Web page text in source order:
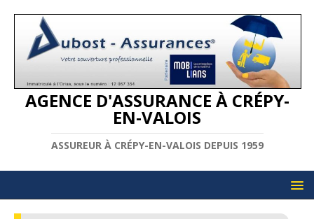
AGENCE D'ASSURANCE À CRÉPY-
EN-VALOIS
ASSUREUR À CRÉPY-EN-VALOIS DEPUIS 1959